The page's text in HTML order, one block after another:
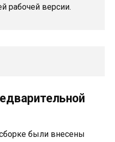
рабочей версии.
были внесены